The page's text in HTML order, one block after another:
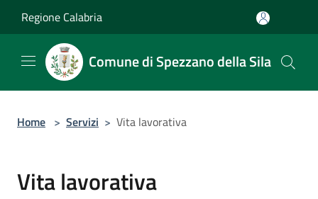
Regione Calabria
Comune di Spezzano della Sila
Home > Servizi > Vita lavorativa
Vita lavorativa